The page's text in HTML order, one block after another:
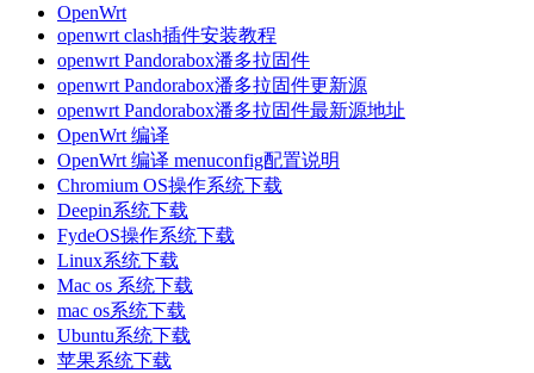
OpenWrt
openwrt clash插件安装教程
openwrt Pandorabox潘多拉固件
openwrt Pandorabox潘多拉固件更新源
openwrt Pandorabox潘多拉固件最新源地址
OpenWrt 编译
OpenWrt 编译 menuconfig配置说明
Chromium OS操作系统下载
Deepin系统下载
FydeOS操作系统下载
Linux系统下载
Mac os 系统下载
mac os系统下载
Ubuntu系统下载
苹果系统下载